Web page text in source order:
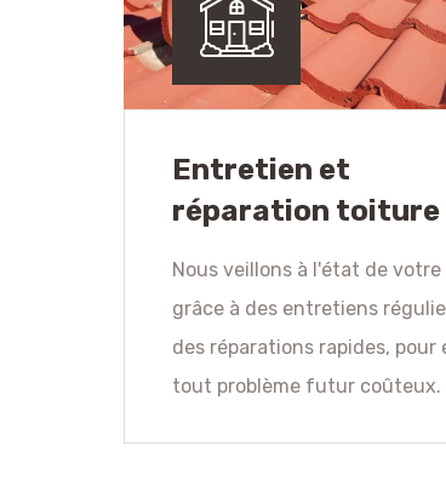
Entretien et
réparation toiture
Nous veillons à l'état de
grâce à des entretiens
des réparations rapides, pour
tout problème futur coûteux.